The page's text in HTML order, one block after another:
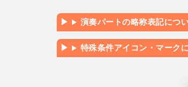
演奏パートの略称表記につ
特殊条件アイコン・マーク